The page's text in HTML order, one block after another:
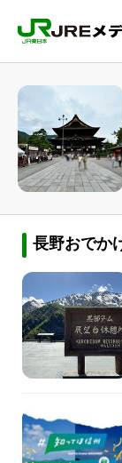
長野おでか